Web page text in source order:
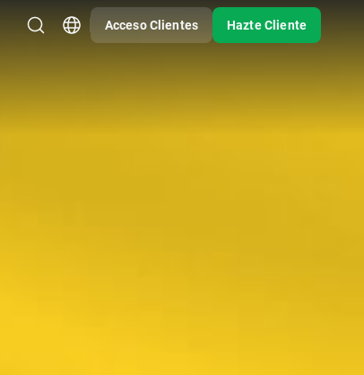
Acceso Clientes Hazte Cliente